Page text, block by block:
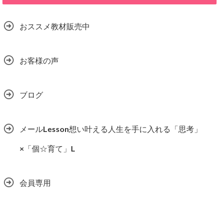
おススメ教材販売中
お客様の声
ブログ
メールLesson想い叶える人生を手に入れる「思考」
×「個☆育て」L
会員専用